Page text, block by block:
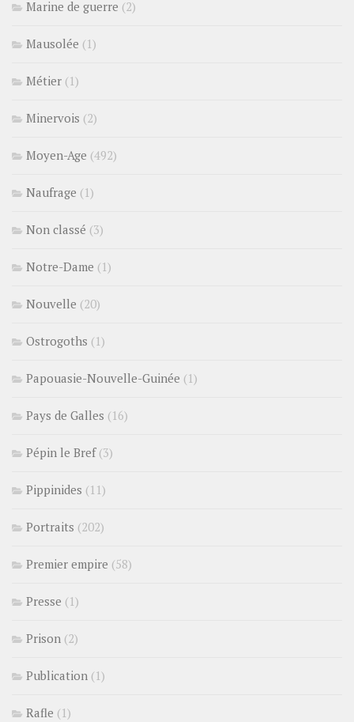
Marine de guerre (2)
Mausolée (1)
Métier (1)
Minervois (2)
Moyen-Age (492)
Naufrage (1)
Non classé (3)
Notre-Dame (1)
Nouvelle (20)
Ostrogoths (1)
Papouasie-Nouvelle-Guinée (1)
Pays de Galles (16)
Pépin le Bref(3)
Pippinides (11)
Portraits (202)
Premier empire (58)
Presse (1)
Prison (2)
Publication (1)
Rafle (1)